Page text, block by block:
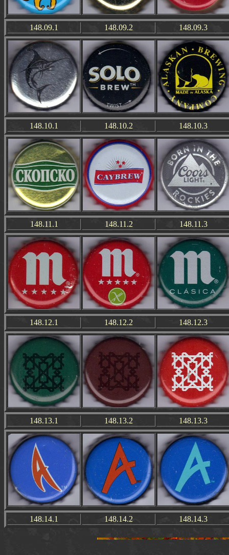
148.09.1 148.09.2 148.09.3
148.10.1 148.10.2 148.10.3
148.11.1 148.11.2 148.11.3
148.12.1 148.12.2 148.12.3
148.13.1 148.13.2 148.13.3
148.14.1 148.14.2 148.14.3